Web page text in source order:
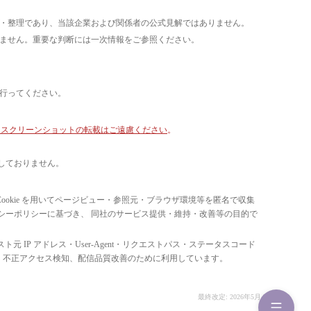
理であり、当該企業および関係者の公式見解ではありません。
ん。重要な判断には一次情報をご参照ください。
ってください。
クリーンショットの転載はご遠慮ください。
おりません。
を用いてページビュー・参照元・ブラウザ環境等を匿名で収集
ーポリシーに基づき、 同社のサービス提供・維持・改善等の目的で
元 IP アドレス・User-Agent・リクエストパス・ステータスコード
正アクセス検知、配信品質改善のために利用しています。
最終改定: 2026年5月